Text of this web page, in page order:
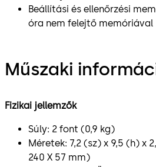
Beállítási és ellenőrzési
óra nem felejtő memóriával
Műszaki
Fizikai jellemzők
Súly: 2 font (0,9 kg)
Méretek: 7,2 (sz) x 9,5 (h) x
240 X 57 mm)